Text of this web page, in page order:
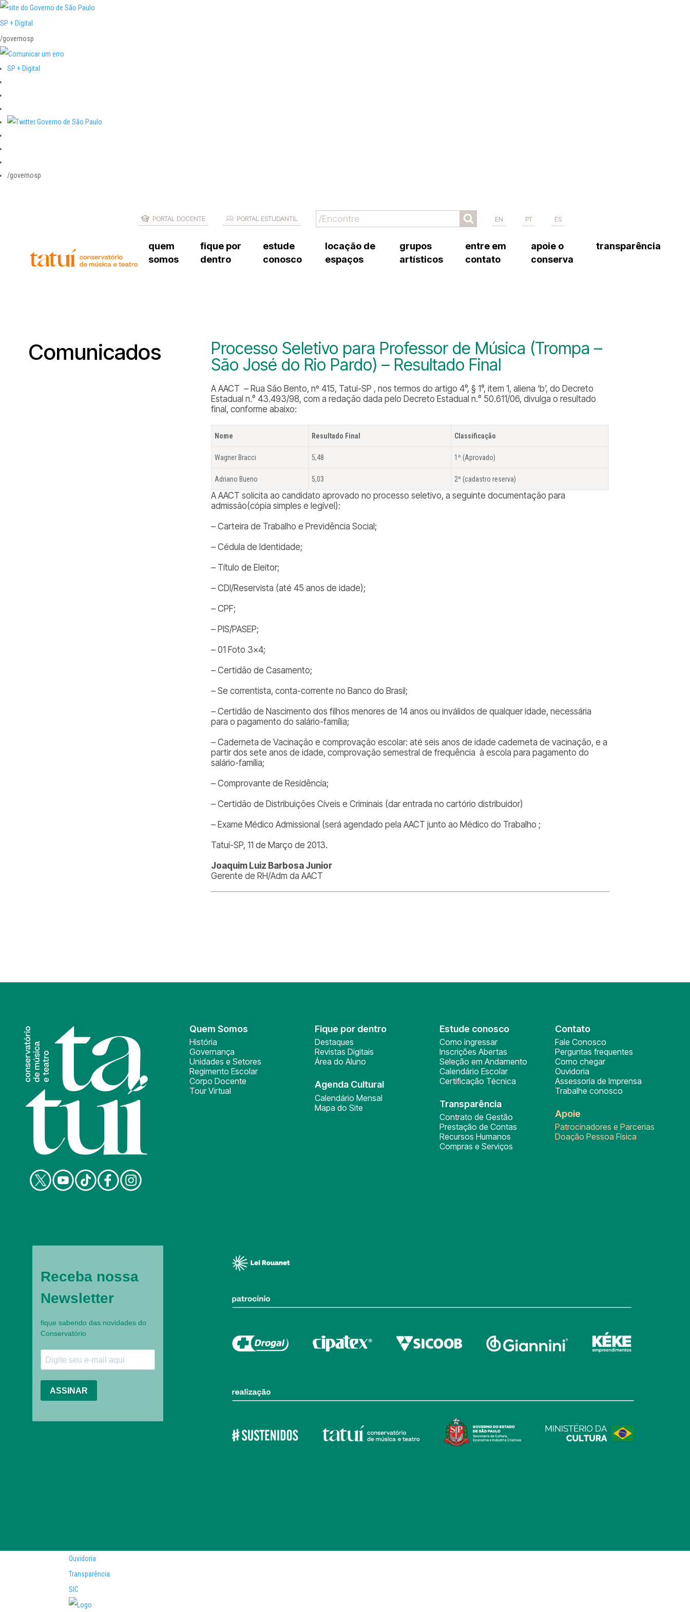
SP + Digital
/governosp
SP + Digital
/governosp
PORTAL DOCENTE PORTAL ESTUDANTIL EN PT ES
quem
somos
fique por
dentro
estude
conosco
locação de
espaços
grupos
artísticos
entre em
contato
assessoria de imprensa
trabalhe conosco
apoie o
conserva
transparência
Comunicados
Processo Seletivo para Professor de Música (Trompa –
São José do Rio Pardo) – Resultado Final
A AACT – Rua São Bento, nº 415, Tatuí-SP , nos termos do artigo 4°, § 1°, item 1, aliena ‘b’, do Decreto
Estadual n.° 43.493/98, com a redação dada pelo Decreto Estadual n.° 50.611/06, divulga o resultado
final, conforme abaixo:
Nome Resultado Final Classificação
Wagner Bracci 5,48 1º (Aprovado)
Adriano Bueno 5,03 2º (cadastro reserva)
A AACT solicita ao candidato aprovado no processo seletivo, a seguinte documentação para
admissão(cópia simples e legível):
– Carteira de Trabalho e Previdência Social;
– Cédula de Identidade;
– Título de Eleitor;
– CDI/Reservista (até 45 anos de idade);
– CPF;
– PIS/PASEP;
– 01 Foto 3×4;
– Certidão de Casamento;
– Se correntista, conta-corrente no Banco do Brasil;
– Certidão de Nascimento dos filhos menores de 14 anos ou inválidos de qualquer idade, necessária
para o pagamento do salário-família;
– Caderneta de Vacinação e comprovação escolar: até seis anos de idade caderneta de vacinação, e a
partir dos sete anos de idade, comprovação semestral de frequência à escola para pagamento do
salário-família;
– Comprovante de Residência;
– Certidão de Distribuições Cíveis e Criminais (dar entrada no cartório distribuidor)
– Exame Médico Admissional (será agendado pela AACT junto ao Médico do Trabalho ;
Tatuí-SP, 11 de Março de 2013.
Joaquim Luiz Barbosa Junior
Gerente de RH/Adm da AACT
Quem Somos
História
Governança
Unidades e Setores
Regimento Escolar
Corpo Docente
Tour Virtual
Fique por dentro
Destaques
Revistas Digitais
Área do Aluno
Agenda Cultural
Calendário Mensal
Mapa do Site
Estude conosco
Como ingressar
Inscrições Abertas
Seleção em Andamento
Calendário Escolar
Certificação Técnica
Transparência
Contrato de Gestão
Prestação de Contas
Recursos Humanos
Compras e Serviços
Contato
Fale Conosco
Perguntas frequentes
Como chegar
Ouvidoria
Assessoria de Imprensa
Trabalhe conosco
Apoie
Patrocinadores e Parcerias
Doação Pessoa Física
Ouvidoria
Transparência
SIC